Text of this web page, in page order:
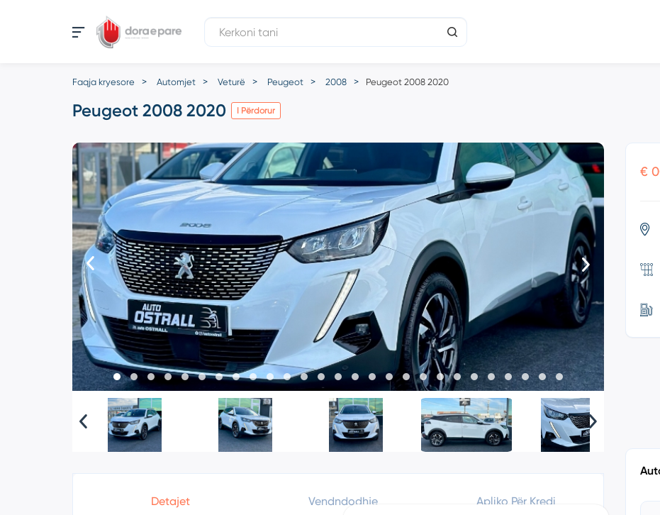
Faqja kryesore Automjet Veturë Peugeot 2008 Peugeot 2008 2020
Peugeot 2008 2020 I Përdorur
€
Detajet Vendndodhje Apliko Për Kredi